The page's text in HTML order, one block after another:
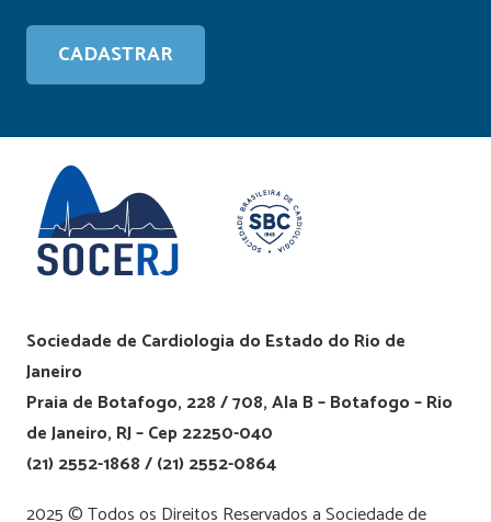
Sociedade de Cardiologia do Estado do Rio de
Janeiro
Praia de Botafogo, 228 / 708, Ala B – Botafogo – Rio
de Janeiro, RJ – Cep 22250-040
(21) 2552-1868 / (21) 2552-0864
2025 © Todos os Direitos Reservados a Sociedade de